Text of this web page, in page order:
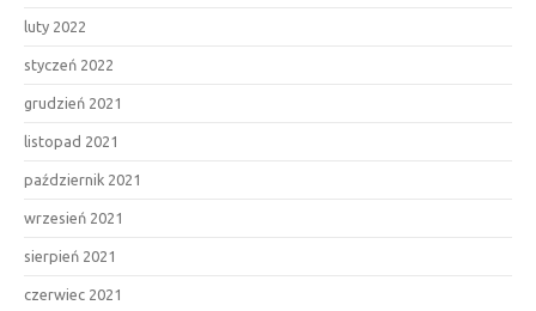
luty 2022
styczeń 2022
grudzień 2021
listopad 2021
październik 2021
wrzesień 2021
sierpień 2021
czerwiec 2021